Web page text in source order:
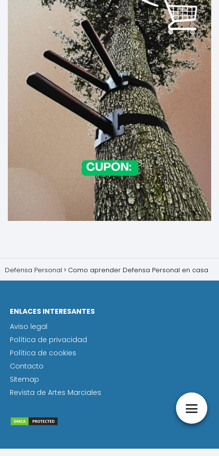
Defensa Personal Como aprender Defensa Personal en casa
ENLACES INTERESANTES
Aviso legal
Política de privacidad
Política de cookies
Contacto
Sitemap
Revista de Artes Marciales